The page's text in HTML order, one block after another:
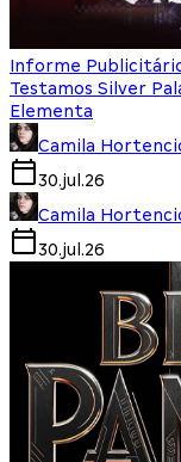
Informe
Testamos Silver
Elementa
Camila
30.jul.26
Camila
30.jul.26